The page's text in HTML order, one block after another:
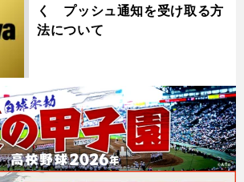
く プッシュ通知を受け取る方
法について